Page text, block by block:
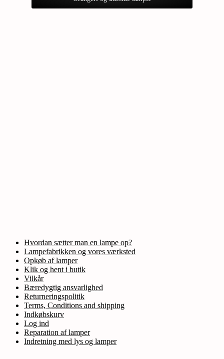
Hvordan sætter man en lampe op?
Lampefabrikken og vores værksted
Opkøb af lamper
Klik og hent i butik
Vilkår
Bæredygtig ansvarlighed
Returneringspolitik
Terms, Conditions and shipping
Indkøbskurv
Log ind
Reparation af lamper
Indretning med lys og lamper